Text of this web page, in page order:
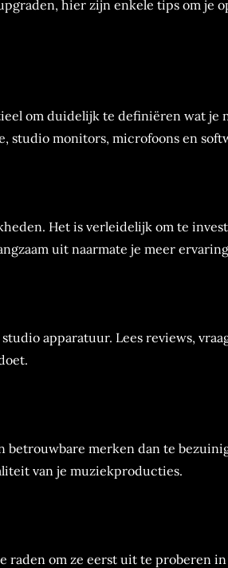
hier zijn enkele tips om je
om duidelijk te definiëren wat je
studio monitors, microfoons en
Het is verleidelijk om te
uit naarmate je meer
apparatuur. Lees reviews,
betrouwbare merken dan te
van je muziekproducties.
raden om ze eerst uit te proberen